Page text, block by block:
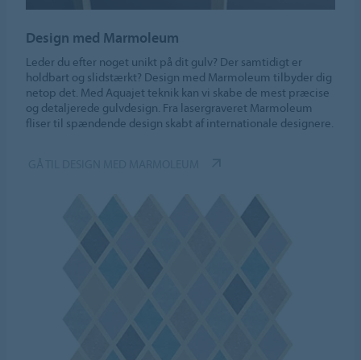
Design med Marmoleum
Leder du efter noget unikt på dit gulv? Der samtidigt er
holdbart og slidstærkt? Design med Marmoleum tilbyder dig
netop det. Med Aquajet teknik kan vi skabe de mest præcise
og detaljerede gulvdesign. Fra lasergraveret Marmoleum
fliser til spændende design skabt af internationale designere.